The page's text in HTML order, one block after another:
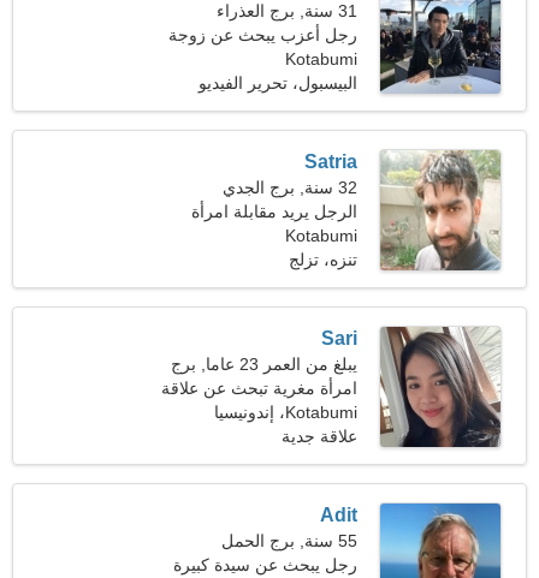
31 سنة, برج العذراء
رجل أعزب يبحث عن زوجة
Kotabumi
البيسبول، تحرير الفيديو
Satria
32 سنة, برج الجدي
الرجل يريد مقابلة امرأة
Kotabumi
تنزه، تزلج
Sari
يبلغ من العمر 23 عاما, برج
الحمل
امرأة مغرية تبحث عن علاقة
طويلة الأمد
Kotabumi، إندونيسيا
علاقة جدية
Adit
55 سنة, برج الحمل
رجل يبحث عن سيدة كبيرة